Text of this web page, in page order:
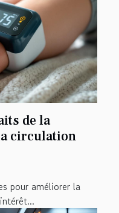
de la
circulation
pour améliorer la